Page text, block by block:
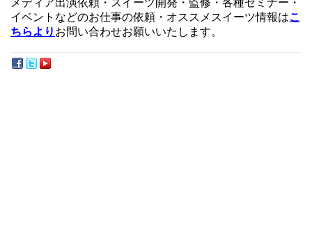
メディア出演依頼・スイーツ開発・監修・各種セミナー・
イベントなどのお仕事の依頼・オススメスイーツ情報はこ
ちらより お問い合わせお願いいたします。